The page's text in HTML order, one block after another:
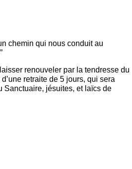
chemin qui nous conduit au
renouveler par la tendresse du
retraite de 5 jours, qui sera
Sanctuaire, jésuites, et laïcs de